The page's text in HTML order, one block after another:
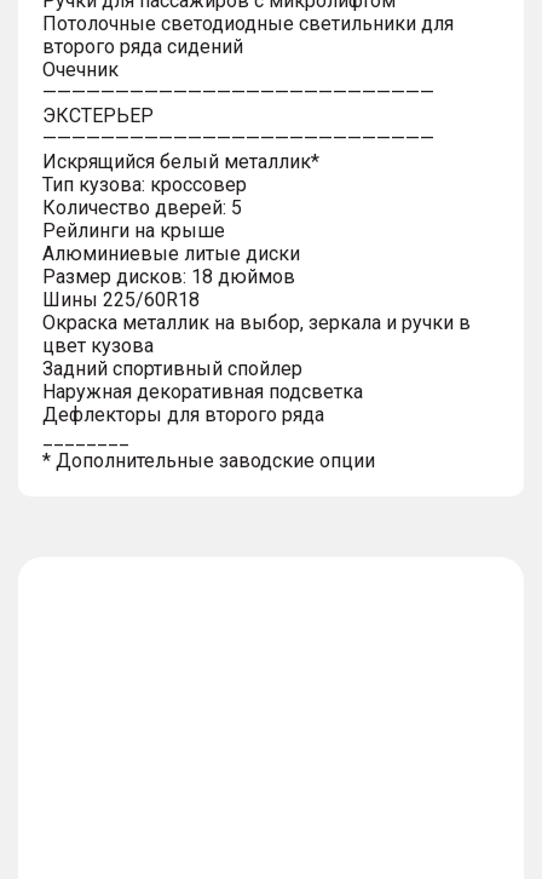
Потолочные светодиодные светильники для
второго ряда сидений
Очечник
———————————————————————————
ЭКСТЕРЬЕР
———————————————————————————
Искрящийся белый металлик*
Тип кузова: кроссовер
Количество дверей: 5
Рейлинги на крыше
Алюминиевые литые диски
Размер дисков: 18 дюймов
Шины 225/60R18
Окраска металлик на выбор, зеркала и ручки в
цвет кузова
Задний спортивный спойлер
Наружная декоративная подсветка
Дефлекторы для второго ряда
* Дополнительные заводские опции